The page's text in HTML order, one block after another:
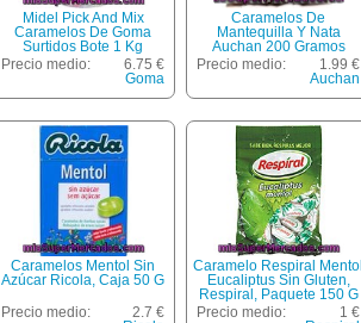
Midel Pick And Mix
Caramelos De Goma
Surtidos Bote 1 Kg
Precio medio:
6.75 €
Goma
Caramelos De
Mantequilla Y Nata
Auchan 200 Gramos
Precio medio:
1.99 €
Auchan
Caramelos Mentol Sin
Azúcar Ricola, Caja 50 G
Precio medio:
2.7 €
Caramelo Respiral Mentol
Eucaliptus Sin Gluten,
Respiral, Paquete 150 G
Precio medio:
1 €